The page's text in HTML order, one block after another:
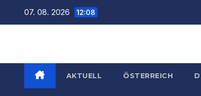
07. 08. 2026 12:08
AKTUELL ÖSTERREICH